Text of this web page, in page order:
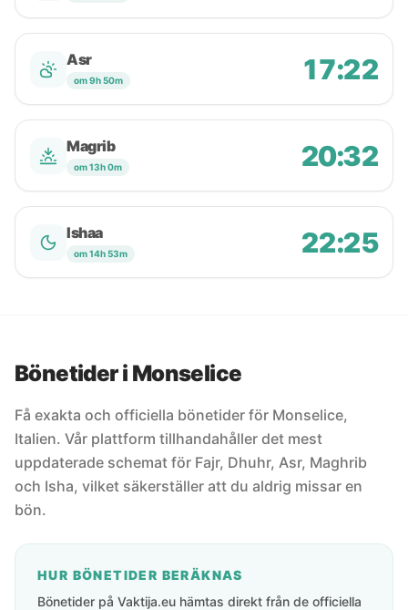
Asr
om 9h 50m 17:22
Magrib
om 13h 0m 20:32
Ishaa
om 14h 53m 22:25
Bönetider i Monselice
Få exakta och officiella bönetider för Monselice,
Italien. Vår plattform tillhandahåller det mest
uppdaterade schemat för Fajr, Dhuhr, Asr, Maghrib
och Isha, vilket säkerställer att du aldrig missar en
bön.
HUR BÖNETIDER BERÄKNAS
Bönetider på Vaktija.eu hämtas direkt från de officiella